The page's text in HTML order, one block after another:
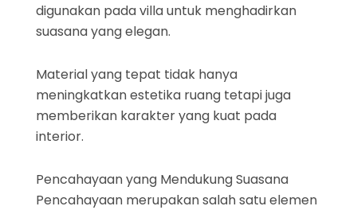
digunakan pada villa untuk menghadirkan
suasana yang elegan.
Material yang tepat tidak hanya
meningkatkan estetika ruang tetapi juga
memberikan karakter yang kuat pada
interior.
Pencahayaan yang Mendukung Suasana
Pencahayaan merupakan salah satu elemen